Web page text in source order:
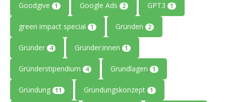
Goodgive 1 Google Ads 2 GPT3 1
green impact special 1 Gründen 2
Gründer 4 Gründer:innen 1
Gründerstipendium 4 Grundlagen 1
Gründung 11 Gründungskonzept 1